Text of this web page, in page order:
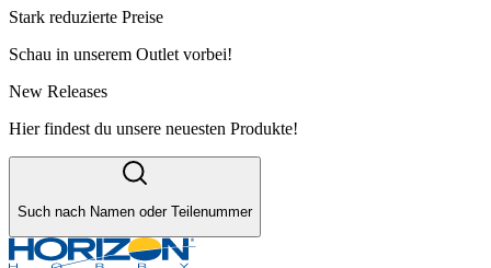
Stark reduzierte Preise
Schau in unserem Outlet vorbei!
New Releases
Hier findest du unsere neuesten Produkte!
Such nach Namen oder Teilenummer